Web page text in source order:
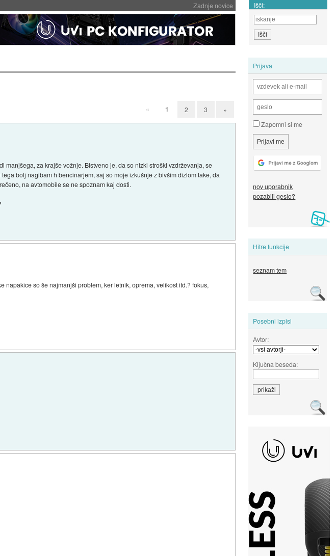
Zadnje novice Išči:
Prijava
Zapomni si me
nov uporabnik
pozabili geslo?
Hitre funkcije
seznam tem
Posebni izpisi
Avtor:
Ključna beseda:
« 1 2 3 »
za krajše vožnje. Bistveno je, da so nizki stroški vzdrževanja, se
bolj nagibam h bencinarjem, saj so moje izkušnje z bivšim dizlom take, da
na avtomobile se ne spoznam kaj dosti.
so še najmanjši problem, ker letnik, oprema, velikost itd.? fokus,